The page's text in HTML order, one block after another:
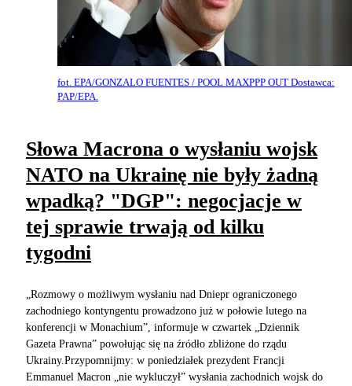
fot. EPA/GONZALO FUENTES / POOL MAXPPP OUT Dostawca:
PAP/EPA.
Słowa Macrona o wysłaniu wojsk
NATO na Ukrainę nie były żadną
wpadką? "DGP": negocjacje w
tej sprawie trwają od kilku
tygodni
„Rozmowy o możliwym wysłaniu nad Dniepr ograniczonego
zachodniego kontyngentu prowadzono już w połowie lutego na
konferencji w Monachium”, informuje w czwartek „Dziennik
Gazeta Prawna” powołując się na źródło zbliżone do rządu
Ukrainy.Przypomnijmy: w poniedziałek prezydent Francji
Emmanuel Macron „nie wykluczył” wysłania zachodnich wojsk do